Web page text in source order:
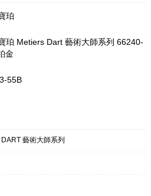
珀
珀 Metiers Dart 藝術大師系列 66240-
金
55B
藝術大師系列